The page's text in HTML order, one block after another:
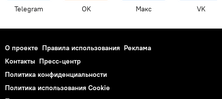
Telegram OK Макс VK
О проекте Правила использования Реклама
Контакты Пресс-центр
Политика конфиденциальности
Политика использования Cookie